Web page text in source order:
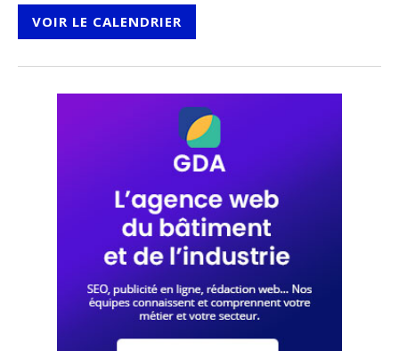
VOIR LE CALENDRIER